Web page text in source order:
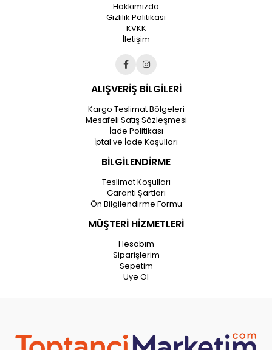
Hakkımızda
Gizlilik Politikası
KVKK
İletişim
ALIŞVERİŞ BİLGİLERİ
Kargo Teslimat Bölgeleri
Mesafeli Satış Sözleşmesi
İade Politikası
İptal ve İade Koşulları
BİLGİLENDİRME
Teslimat Koşulları
Garanti Şartları
Ön Bilgilendirme Formu
MÜŞTERİ HİZMETLERİ
Hesabım
Siparişlerim
Sepetim
Üye Ol